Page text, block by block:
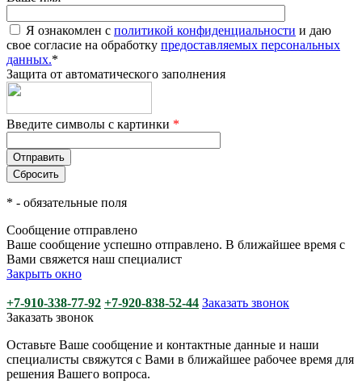
Я ознакомлен с политикой конфиденциальности и даю
свое согласие на обработку предоставляемых персональных
данных.*
Защита от автоматического заполнения
Введите символы с картинки *
* - обязательные поля
Сообщение отправлено
Ваше сообщение успешно отправлено. В ближайшее время с
Вами свяжется наш специалист
Закрыть окно
+7-910-338-77-92 +7-920-838-52-44 Заказать звонок
Заказать звонок
Оставьте Ваше сообщение и контактные данные и наши
специалисты свяжутся с Вами в ближайшее рабочее время для
решения Вашего вопроса.